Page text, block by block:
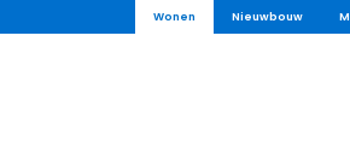
Wonen Nieuwbouw